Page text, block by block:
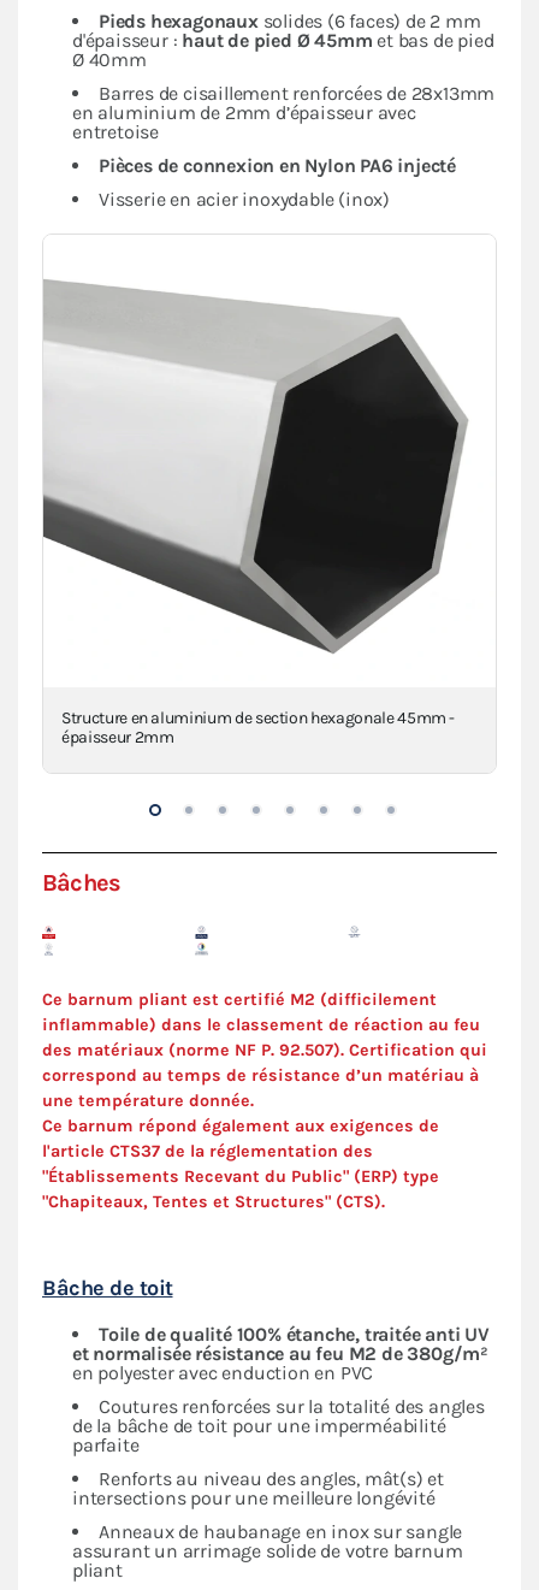
Pieds hexagonauxsolides (6 faces) de 2 mm
d'épaisseur : haut de pied Ø 45mm et bas de pied
Ø 40mm
Barres de cisaillement renforcées de 28x13mm
en aluminium de 2mm d’épaisseur avec
entretoise
Pièces de connexion en Nylon PA6 injecté
Visserie en acier inoxydable (inox)
Structure en aluminium de section hexagonale 45mm -
épaisseur 2mm
Bâches
Ce barnum pliant est certifié M2 (difficilement
inflammable) dans le classement de réaction au feu
des matériaux (norme NF P. 92.507). Certification qui
correspond au temps de résistance d’un matériau à
une température donnée.
Ce barnum répond également aux exigences de
l'article CTS37 de la réglementation des
"Établissements Recevant du Public" (ERP) type
"Chapiteaux, Tentes et Structures" (CTS).
Bâche de toit
Toile de qualité 100% étanche, traitée anti UV
et normalisée résistance au feu M2 de 380g/m²
en polyester avec enduction en PVC
Coutures renforcées sur la totalité des angles
de la bâche de toit pour une imperméabilité
parfaite
Renforts au niveau des angles, mât(s) et
intersections pour une meilleure longévité
Anneaux de haubanage en inox sur sangle
assurant un arrimage solide de votre barnum
pliant